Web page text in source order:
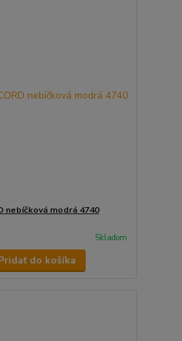
nebíčková modrá 4740
Skladom
do košíka